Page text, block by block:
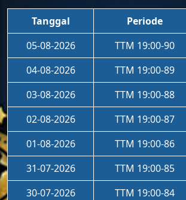
Tanggal Periode
05-08-2026
TTM 19:00-90
04-08-2026
TTM 19:00-89
03-08-2026
TTM 19:00-88
02-08-2026
TTM 19:00-87
01-08-2026
TTM 19:00-86
31-07-2026
TTM 19:00-85
30-07-2026
TTM 19:00-84